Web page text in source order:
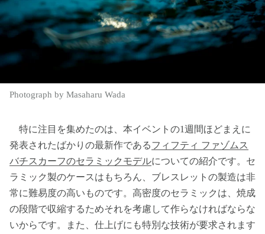
Photograph by Masaharu Wada
特に注目を集めたのは、本イベントの1週間ほどまえに
発表されたばかりの最新作であるフィフティ ファゾムス
バチスカーフのセラミックモデルについての紹介です。セ
ラミック製のケースはもちろん、ブレスレットの製造は非
常に難易度の高いものです。高密度のセラミックは、焼成
の段階で収縮するためそれを考慮して作らなければならな
いからです。また、仕上げにも特別な技術が要求されます